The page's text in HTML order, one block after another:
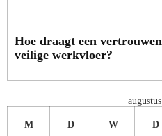
Hoe draagt een
veilige werkvloer?
M D W D